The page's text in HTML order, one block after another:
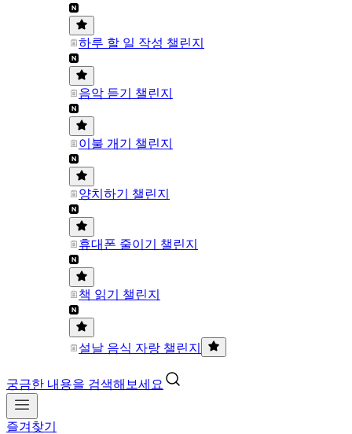
하루 할 일 작성 챌린지
음악 듣기 챌린지
이불 개기 챌린지
양치하기 챌린지
휴대폰 줄이기 챌린지
책 읽기 챌린지
설날 음식 자랑 챌린지
궁금한 내용을 검색해보세요
즐겨찾기